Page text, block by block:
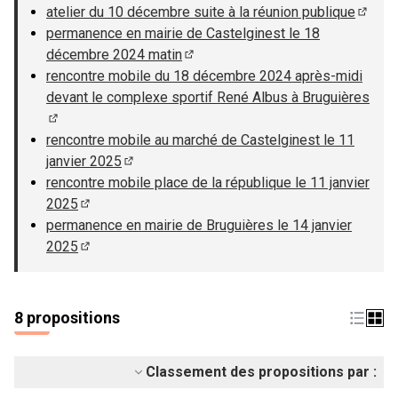
(S'ouvre dans un nouvel onglet)
atelier du 10 décembre suite à la réunion publique
permanence en mairie de Castelginest le 18
décembre 2024 matin
(S'ouvre dans un nouvel onglet)
rencontre mobile du 18 décembre 2024 après-midi
devant le complexe sportif René Albus à Bruguières
(S'ouvre dans un nouvel onglet)
rencontre mobile au marché de Castelginest le 11
janvier 2025
(S'ouvre dans un nouvel onglet)
rencontre mobile place de la république le 11 janvier
2025
(S'ouvre dans un nouvel onglet)
permanence en mairie de Bruguières le 14 janvier
2025
8 propositions
Classement des propositions par :